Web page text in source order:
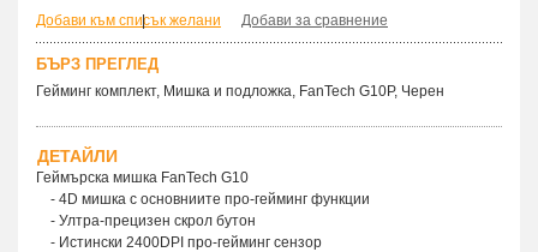
Добави към списък желани
| Добави за сравнение
БЪРЗ ПРЕГЛЕД
Гейминг комплект, Мишка и подложка, FanTech G10P, Черен
ДЕТАЙЛИ
Геймърска мишка FanTech G10
- 4D мишка с основниите про-гейминг функции
- Ултра-прецизен скрол бутон
- Истински 2400DPI про-гейминг сензор